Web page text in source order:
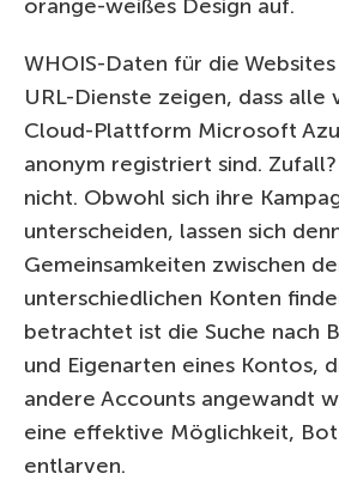
orange-weißes Design auf.
WHOIS-Daten für die
URL-Dienste zeigen, dass alle
Cloud-Plattform Microsoft
anonym registriert sind.
nicht. Obwohl sich ihre
unterscheiden, lassen sich
Gemeinsamkeiten zwischen
unterschiedlichen Konten
betrachtet ist die Suche nach
und Eigenarten eines Kontos,
andere Accounts angewandt
eine effektive Möglichkeit,
entlarven.